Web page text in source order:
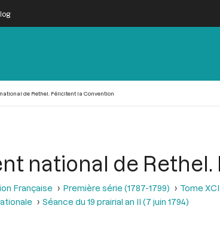
de Rethel. Félicitent la Convention
national de
Française Première série (1787-1799)
Tome
Séance du 19 prairial an II (7 juin 1794)